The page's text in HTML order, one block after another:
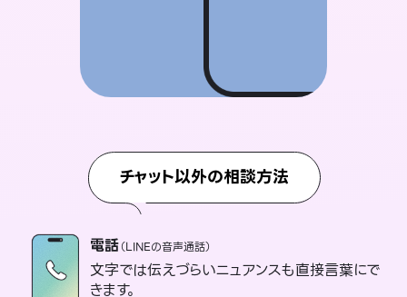
チャット以外の相談方法
電話（LINEの音声通話）
文字では伝えづらいニュアンスも直接言葉にで
きます。